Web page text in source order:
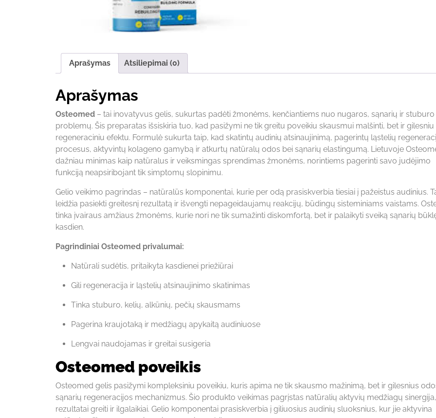
Aprašymas Atsiliepimai (0)
Aprašymas
Osteomed – tai inovatyvus gelis, sukurtas padėti žmonėms, kenčiantiems nuo nugaros, sąnarių ir stuburo
problemų. Šis preparatas išsiskiria tuo, kad pasižymi ne tik greitu poveikiu skausmui malšinti, bet ir gilesniu
regeneraciniu efektu. Formulė sukurta taip, kad skatintų audinių atsinaujinimą, pagerintų ląstelių
procesus, aktyvintų kolageno gamybą ir atkurtų natūralų odos bei sąnarių elastingumą. Lietuvoje
dažniau minimas kaip natūralus ir veiksmingas sprendimas žmonėms, norintiems pagerinti savo judėjimo
funkciją neapsiribojant tik simptomų slopinimu.
Gelio veikimo pagrindas – natūralūs komponentai, kurie per odą prasiskverbia tiesiai į pažeistus audinius.
leidžia pasiekti greitesnį rezultatą ir išvengti nepageidaujamų reakcijų, būdingų sisteminiams vaistams.
tinka įvairaus amžiaus žmonėms, kurie nori ne tik sumažinti diskomfortą, bet ir palaikyti sveiką sąnarių
kasdien.
Pagrindiniai Osteomed privalumai:
Natūrali sudėtis, pritaikyta kasdienei priežiūrai
Gili regeneracija ir ląstelių atsinaujinimo skatinimas
Tinka stuburo, kelių, alkūnių, pečių skausmams
Pagerina kraujotaką ir medžiagų apykaitą audiniuose
Lengvai naudojamas ir greitai susigeria
Osteomed poveikis
Osteomed gelis pasižymi kompleksiniu poveikiu, kuris apima ne tik skausmo mažinimą, bet ir gilesnius
sąnarių regeneracijos mechanizmus. Šio produkto veikimas pagrįstas natūralių aktyvių medžiagų
rezultatai greiti ir ilgalaikiai. Gelio komponentai prasiskverbia į giliuosius audinių sluoksnius, kur jie aktyvina